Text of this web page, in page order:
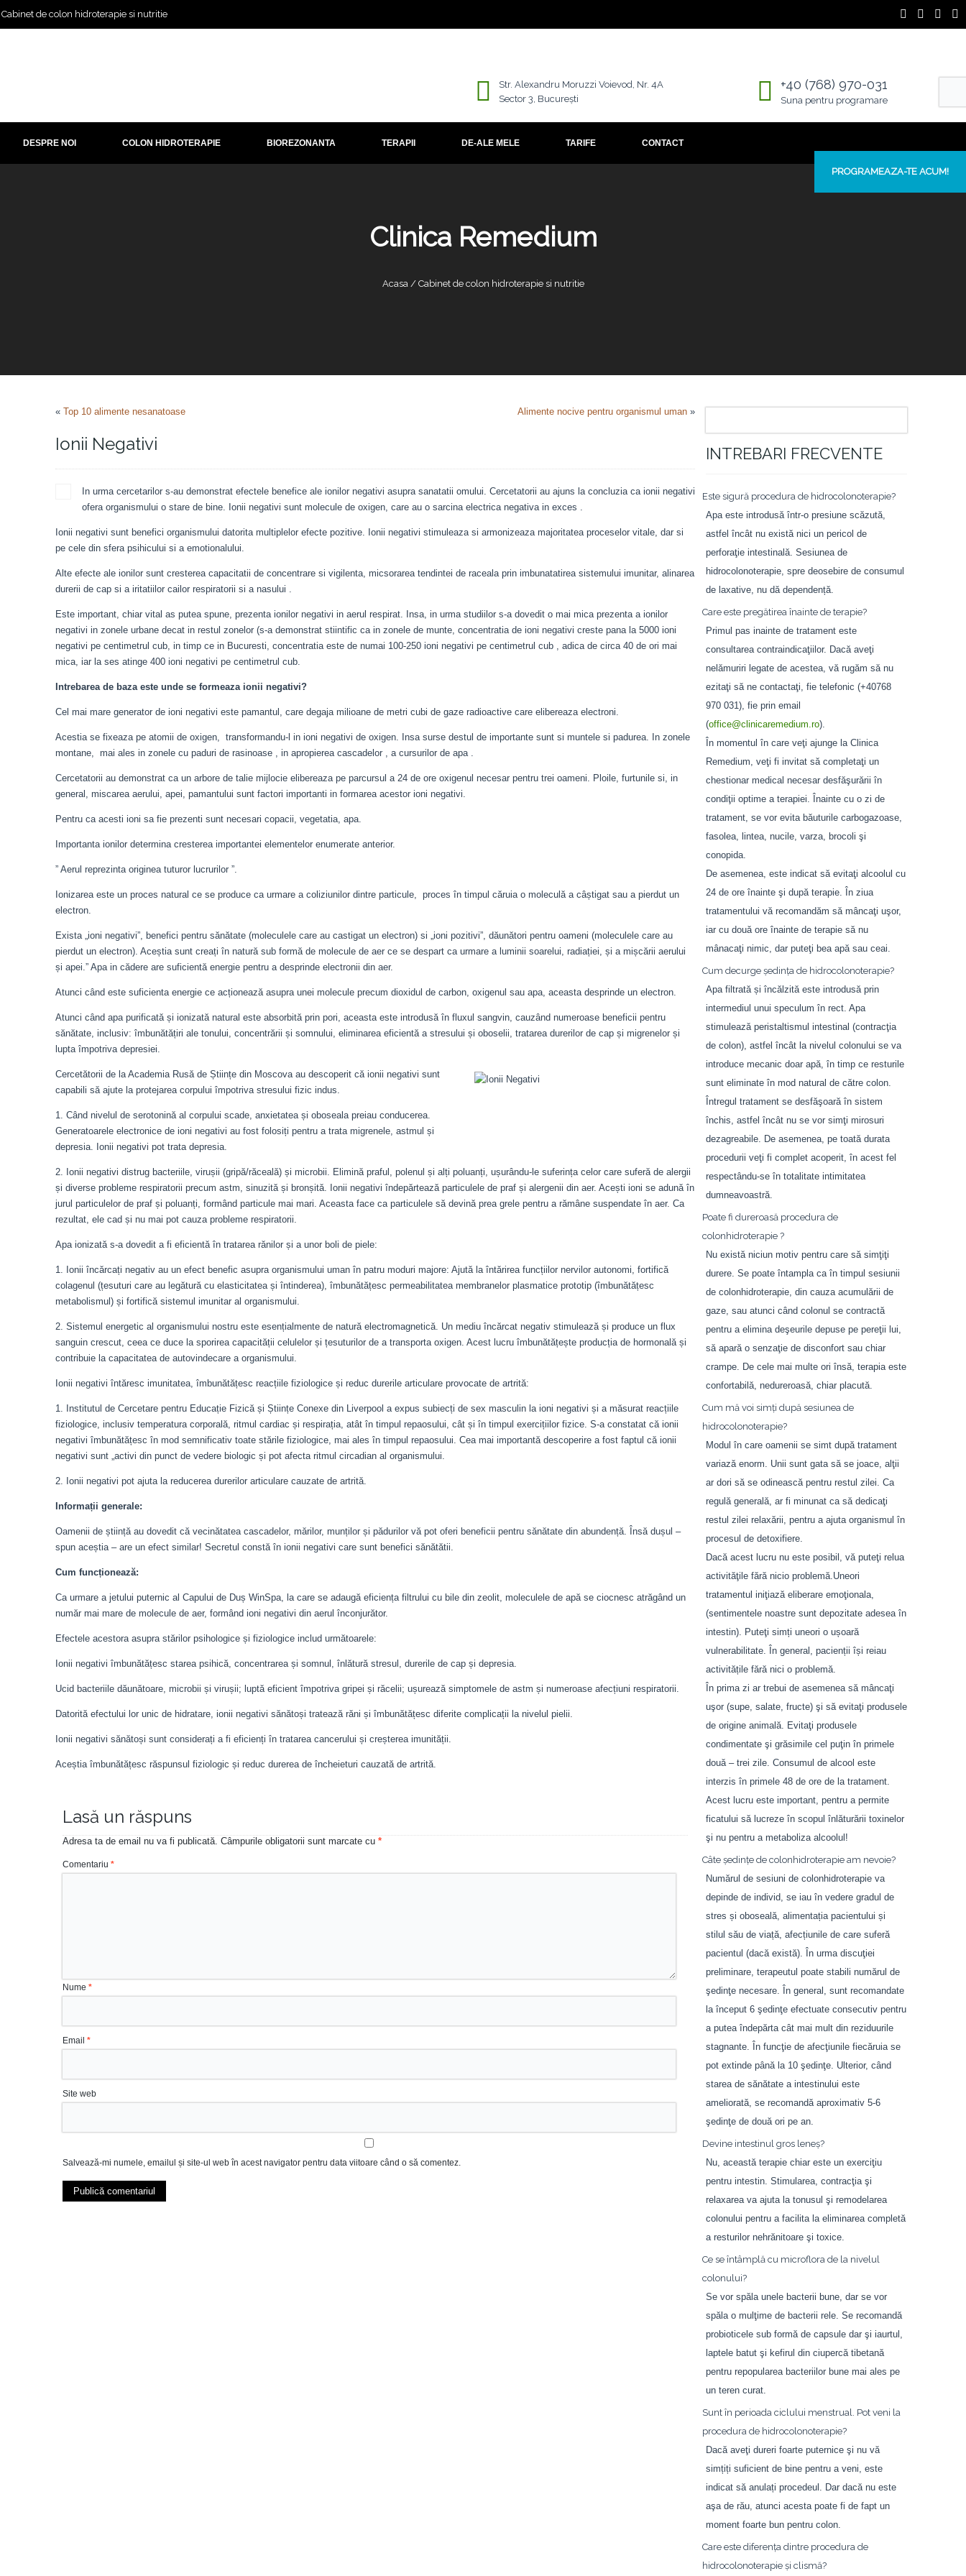
Cabinet de colon hidroterapie si nutritie
+40 (768) 970-031
Suna pentru programare
Str. Alexandru Moruzzi Voievod, Nr. 4A
Sector 3, București
PROGRAMEAZA-TE ACUM!
DESPRE NOI COLON HIDROTERAPIE BIOREZONANTA TERAPII DE-ALE MELE TARIFE CONTACT
Clinica Remedium
Acasa / Cabinet de colon hidroterapie si nutritie
« Top 10 alimente nesanatoase Alimente nocive pentru organismul uman »
Ionii Negativi
In urma cercetarilor s-au demonstrat efectele benefice ale ionilor negativi asupra sanatatii omului. Cercetatorii au ajuns la concluzia ca ionii negativi
ofera organismului o stare de bine. Ionii negativi sunt molecule de oxigen, care au o sarcina electrica negativa in exces .
Ionii negativi sunt benefici organismului datorita multiplelor efecte pozitive. Ionii negativi stimuleaza si armonizeaza majoritatea proceselor vitale, dar si
pe cele din sfera psihicului si a emotionalului.
Alte efecte ale ionilor sunt cresterea capacitatii de concentrare si vigilenta, micsorarea tendintei de raceala prin imbunatatirea sistemului imunitar, alinarea
durerii de cap si a iritatiilor cailor respiratorii si a nasului .
Este important, chiar vital as putea spune, prezenta ionilor negativi in aerul respirat. Insa, in urma studiilor s-a dovedit o mai mica prezenta a ionilor
negativi in zonele urbane decat in restul zonelor (s-a demonstrat stiintific ca in zonele de munte, concentratia de ioni negativi creste pana la 5000 ioni
negativi pe centimetrul cub, in timp ce in Bucuresti, concentratia este de numai 100-250 ioni negativi pe centimetrul cub , adica de circa 40 de ori mai
mica, iar la ses atinge 400 ioni negativi pe centimetrul cub.
Intrebarea de baza este unde se formeaza ionii negativi?
Cel mai mare generator de ioni negativi este pamantul, care degaja milioane de metri cubi de gaze radioactive care elibereaza electroni.
Acestia se fixeaza pe atomii de oxigen, transformandu-l in ioni negativi de oxigen. Insa surse destul de importante sunt si muntele si padurea. In zonele
montane, mai ales in zonele cu paduri de rasinoase , in apropierea cascadelor , a cursurilor de apa .
Cercetatorii au demonstrat ca un arbore de talie mijlocie elibereaza pe parcursul a 24 de ore oxigenul necesar pentru trei oameni. Ploile, furtunile si, in
general, miscarea aerului, apei, pamantului sunt factori importanti in formarea acestor ioni negativi.
Pentru ca acesti ioni sa fie prezenti sunt necesari copacii, vegetatia, apa.
Importanta ionilor determina cresterea importantei elementelor enumerate anterior.
” Aerul reprezinta originea tuturor lucrurilor ”.
Ionizarea este un proces natural ce se produce ca urmare a coliziunilor dintre particule, proces în timpul căruia o moleculă a câștigat sau a pierdut un
electron.
Exista „ioni negativi”, benefici pentru sănătate (moleculele care au castigat un electron) si „ioni pozitivi”, dăunători pentru oameni (moleculele care au
pierdut un electron). Aceștia sunt creați în natură sub formă de molecule de aer ce se despart ca urmare a luminii soarelui, radiației, și a mișcării aerului
și apei.” Apa in cădere are suficientă energie pentru a desprinde electronii din aer.
Atunci când este suficienta energie ce acționează asupra unei molecule precum dioxidul de carbon, oxigenul sau apa, aceasta desprinde un electron.
Atunci când apa purificată și ionizată natural este absorbită prin pori, aceasta este introdusă în fluxul sangvin, cauzând numeroase beneficii pentru
sănătate, inclusiv: îmbunătățiri ale tonului, concentrării și somnului, eliminarea eficientă a stresului și oboselii, tratarea durerilor de cap și migrenelor și
lupta împotriva depresiei.
Cercetătorii de la Academia Rusă de Științe din Moscova au descoperit că ionii negativi sunt
capabili să ajute la protejarea corpului împotriva stresului fizic indus.
1. Când nivelul de serotonină al corpului scade, anxietatea și oboseala preiau conducerea.
Generatoarele electronice de ioni negativi au fost folosiți pentru a trata migrenele, astmul și
depresia. Ionii negativi pot trata depresia.
2. Ionii negativi distrug bacteriile, virușii (gripă/răceală) și microbii. Elimină praful, polenul și alți poluanți, ușurându-le suferința celor care suferă de alergii
și diverse probleme respiratorii precum astm, sinuzită și bronșită. Ionii negativi îndepărtează particulele de praf și alergenii din aer. Acești ioni se adună în
jurul particulelor de praf și poluanți, formând particule mai mari. Aceasta face ca particulele să devină prea grele pentru a rămâne suspendate în aer. Ca
rezultat, ele cad și nu mai pot cauza probleme respiratorii.
Apa ionizată s-a dovedit a fi eficientă în tratarea rănilor și a unor boli de piele:
1. Ionii încărcați negativ au un efect benefic asupra organismului uman în patru moduri majore: Ajută la întărirea funcțiilor nervilor autonomi, fortifică
colagenul (țesuturi care au legătură cu elasticitatea și întinderea), îmbunătățesc permeabilitatea membranelor plasmatice prototip (îmbunătățesc
metabolismul) și fortifică sistemul imunitar al organismului.
2. Sistemul energetic al organismului nostru este esențialmente de natură electromagnetică. Un mediu încărcat negativ stimulează și produce un flux
sanguin crescut, ceea ce duce la sporirea capacității celulelor și țesuturilor de a transporta oxigen. Acest lucru îmbunătățește producția de hormonală și
contribuie la capacitatea de autovindecare a organismului.
Ionii negativi întăresc imunitatea, îmbunătățesc reacțiile fiziologice și reduc durerile articulare provocate de artrită:
1. Institutul de Cercetare pentru Educație Fizică și Științe Conexe din Liverpool a expus subiecți de sex masculin la ioni negativi și a măsurat reacțiile
fiziologice, inclusiv temperatura corporală, ritmul cardiac și respirația, atât în timpul repaosului, cât și în timpul exercițiilor fizice. S-a constatat că ionii
negativi îmbunătățesc în mod semnificativ toate stările fiziologice, mai ales în timpul repaosului. Cea mai importantă descoperire a fost faptul că ionii
negativi sunt „activi din punct de vedere biologic și pot afecta ritmul circadian al organismului.
2. Ionii negativi pot ajuta la reducerea durerilor articulare cauzate de artrită.
Informații generale:
Oamenii de știință au dovedit că vecinătatea cascadelor, mărilor, munților și pădurilor vă pot oferi beneficii pentru sănătate din abundență. Însă dușul –
spun aceștia – are un efect similar! Secretul constă în ionii negativi care sunt benefici sănătătii.
Cum funcționează:
Ca urmare a jetului puternic al Capului de Duș WinSpa, la care se adaugă eficiența filtrului cu bile din zeolit, moleculele de apă se ciocnesc atrăgând un
număr mai mare de molecule de aer, formând ioni negativi din aerul înconjurător.
Efectele acestora asupra stărilor psihologice și fiziologice includ următoarele:
Ionii negativi îmbunătățesc starea psihică, concentrarea și somnul, înlătură stresul, durerile de cap și depresia.
Ucid bacteriile dăunătoare, microbii și virușii; luptă eficient împotriva gripei și răcelii; ușurează simptomele de astm și numeroase afecțiuni respiratorii.
Datorită efectului lor unic de hidratare, ionii negativi sănătoși tratează răni și îmbunătățesc diferite complicații la nivelul pielii.
Ionii negativi sănătoși sunt considerați a fi eficienți în tratarea cancerului și creșterea imunității.
Aceștia îmbunătățesc răspunsul fiziologic și reduc durerea de încheieturi cauzată de artrită.
Lasă un răspuns
Adresa ta de email nu va fi publicată. Câmpurile obligatorii sunt marcate cu *
Comentariu *
Nume *
Email *
Site web
Salvează-mi numele, emailul și site-ul web în acest navigator pentru data viitoare când o să comentez.
INTREBARI FRECVENTE
Este sigură procedura de hidrocolonoterapie?
Apa este introdusă într-o presiune scăzută,
astfel încât nu există nici un pericol de
perforaţie intestinală. Sesiunea de
hidrocolonoterapie, spre deosebire de consumul
de laxative, nu dă dependență.
Care este pregătirea înainte de terapie?
Primul pas inainte de tratament este
consultarea contraindicaţiilor. Dacă aveţi
nelămuriri legate de acestea, vă rugăm să nu
ezitaţi să ne contactaţi, fie telefonic (+40768
970 031), fie prin email
(office@clinicaremedium.ro).
În momentul în care veţi ajunge la Clinica
Remedium, veţi fi invitat să completaţi un
chestionar medical necesar desfăşurării în
condiţii optime a terapiei. Înainte cu o zi de
tratament, se vor evita băuturile carbogazoase,
fasolea, lintea, nucile, varza, brocoli şi
conopida.
De asemenea, este indicat să evitaţi alcoolul cu
24 de ore înainte şi după terapie. În ziua
tratamentului vă recomandăm să mâncaţi uşor,
iar cu două ore înainte de terapie să nu
mânacaţi nimic, dar puteţi bea apă sau ceai.
Cum decurge şedinţa de hidrocolonoterapie?
Apa filtrată și încălzită este introdusă prin
intermediul unui speculum în rect. Apa
stimulează peristaltismul intestinal (contracţia
de colon), astfel încât la nivelul colonului se va
introduce mecanic doar apă, în timp ce resturile
sunt eliminate în mod natural de către colon.
Întregul tratament se desfăşoară în sistem
închis, astfel încât nu se vor simţi mirosuri
dezagreabile. De asemenea, pe toată durata
procedurii veţi fi complet acoperit, în acest fel
respectându-se în totalitate intimitatea
dumneavoastră.
Poate fi dureroasă procedura de
colonhidroterapie ?
Nu există niciun motiv pentru care să simţiţi
durere. Se poate întampla ca în timpul sesiunii
de colonhidroterapie, din cauza acumulării de
gaze, sau atunci când colonul se contractă
pentru a elimina deşeurile depuse pe pereţii lui,
să apară o senzaţie de disconfort sau chiar
crampe. De cele mai multe ori însă, terapia este
confortabilă, nedureroasă, chiar placută.
Cum mă voi simți după sesiunea de
hidrocolonoterapie?
Modul în care oamenii se simt după tratament
variază enorm. Unii sunt gata să se joace, alţii
ar dori să se odinească pentru restul zilei. Ca
regulă generală, ar fi minunat ca să dedicaţi
restul zilei relaxării, pentru a ajuta organismul în
procesul de detoxifiere.
Dacă acest lucru nu este posibil, vă puteţi relua
activităţile fără nicio problemă.Uneori
tratamentul iniţiază eliberare emoţionala,
(sentimentele noastre sunt depozitate adesea în
intestin). Puteţi simți uneori o ușoară
vulnerabilitate. În general, pacienții își reiau
activitățile fără nici o problemă.
În prima zi ar trebui de asemenea să mâncaţi
uşor (supe, salate, fructe) şi să evitaţi produsele
de origine animală. Evitaţi produsele
condimentate şi grăsimile cel puţin în primele
două – trei zile. Consumul de alcool este
interzis în primele 48 de ore de la tratament.
Acest lucru este important, pentru a permite
ficatului să lucreze în scopul înlăturării toxinelor
şi nu pentru a metaboliza alcoolul!
Câte şedinţe de colonhidroterapie am nevoie?
Numărul de sesiuni de colonhidroterapie va
depinde de individ, se iau în vedere gradul de
stres și oboseală, alimentația pacientului și
stilul său de viață, afecțiunile de care suferă
pacientul (dacă există). În urma discuţiei
preliminare, terapeutul poate stabili numărul de
şedinţe necesare. În general, sunt recomandate
la început 6 şedinţe efectuate consecutiv pentru
a putea îndepărta cât mai mult din reziduurile
stagnante. În funcţie de afecţiunile fiecăruia se
pot extinde până la 10 şedinţe. Ulterior, când
starea de sănătate a intestinului este
ameliorată, se recomandă aproximativ 5-6
şedinţe de două ori pe an.
Devine intestinul gros leneş?
Nu, această terapie chiar este un exerciţiu
pentru intestin. Stimularea, contracţia şi
relaxarea va ajuta la tonusul şi remodelarea
colonului pentru a facilita la eliminarea completă
a resturilor nehrănitoare şi toxice.
Ce se întâmplă cu microflora de la nivelul
colonului?
Se vor spăla unele bacterii bune, dar se vor
spăla o mulţime de bacterii rele. Se recomandă
probioticele sub formă de capsule dar şi iaurtul,
laptele batut şi kefirul din ciupercă tibetană
pentru repopularea bacteriilor bune mai ales pe
un teren curat.
Sunt în perioada ciclului menstrual. Pot veni la
procedura de hidrocolonoterapie?
Dacă aveţi dureri foarte puternice şi nu vă
simțiți suficient de bine pentru a veni, este
indicat să anulați procedeul. Dar dacă nu este
aşa de rău, atunci acesta poate fi de fapt un
moment foarte bun pentru colon.
Care este diferenţa dintre procedura de
hidrocolonoterapie şi clismă?